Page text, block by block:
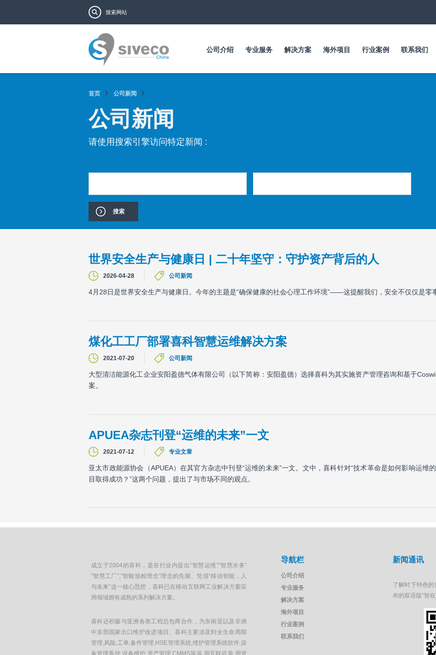
到
要
内
搜索表单
公司介绍 专业服务 解决方案 海外项目 行业案例 联系我们
首页 公司新闻
公司新闻
请使用搜索引擎访问特定新闻 :
世界安全生产与健康日 | 二十年坚守：守护资产背后的人
2026-04-28 公司新闻
4月28日是世界安全生产与健康日。今年的主题是“确保健康的社会心理工作环境”——这提醒我们，安全不仅仅是零
煤化工工厂部署喜科智慧运维解决方案
2021-07-20 公司新闻
大型清洁能源化工企业安阳盈德气体有限公司（以下简称：安阳盈德）选择喜科为其实施资产管理咨询和基于
案。
APUEA杂志刊登“运维的未来”一文
2021-07-12 专业文章
亚太市政能源协会（APUEA）在其官方杂志中刊登“运维的未来”一文。文中，喜科针对“技术革命是如何影响运维
目取得成功？”这两个问题，提出了与市场不同的观点。
成立于2004的喜科，是在行业内提出“智慧运维”“智慧水务”
“智慧工厂”,“智能巡检理念”理念的先驱。凭借“移动智能，人
与未来”这一核心思想，喜科已在移动互联网工业解决方案应
用领域拥有成熟的系列解决方案。
喜科还积极与亚洲各类工程总包商合作，为东南亚以及非洲
中东部国家出口维护改进项目。喜科主要涉及到全生命周期
管理,风险,工单,备件管理,HSE管理系统,维护管理系统软件,设
备管理系统,设备维护,资产管理,CMMS等等.用互联武装,用管
导航栏
公司介绍
专业服务
解决方案
海外项目
行业案例
联系我们
新闻通讯
了解时下特色的
布的双语版“智